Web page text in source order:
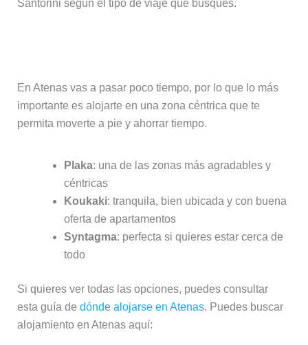
Santorini según el tipo de viaje que busques.
En Atenas vas a pasar poco tiempo, por lo que lo más
importante es alojarte en una zona céntrica que te
permita moverte a pie y ahorrar tiempo.
Plaka: una de las zonas más agradables y
céntricas
Koukaki: tranquila, bien ubicada y con buena
oferta de apartamentos
Syntagma: perfecta si quieres estar cerca de
todo
Si quieres ver todas las opciones, puedes consultar
esta guía de dónde alojarse en Atenas. Puedes buscar
alojamiento en Atenas aquí: